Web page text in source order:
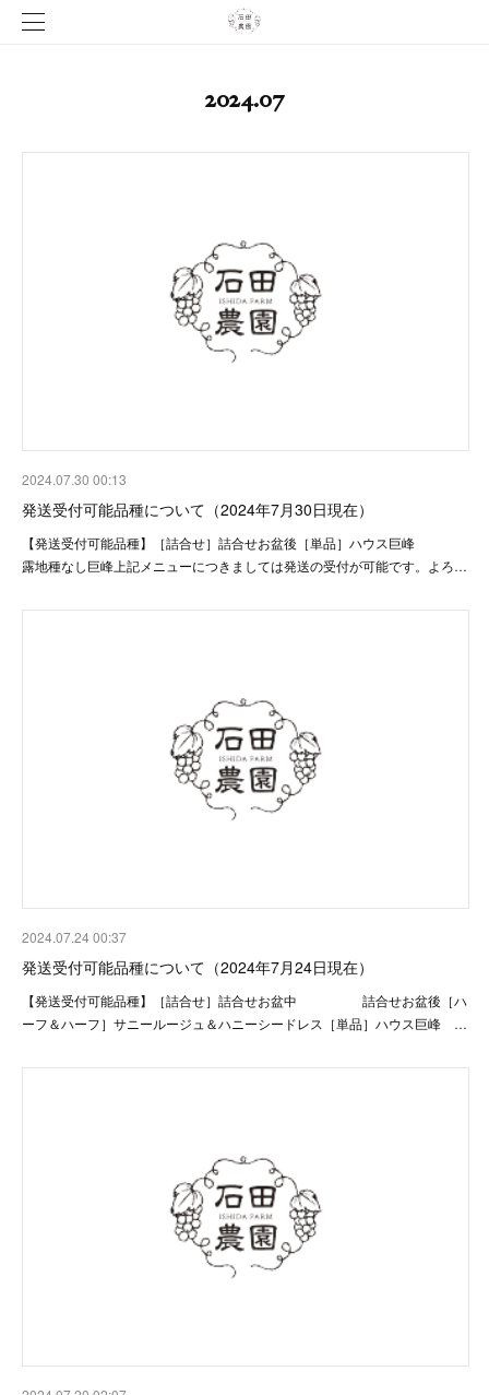
2024.07
2024.07.30 00:13
発送受付可能品種について（2024年7月30日現在）
【発送受付可能品種】［詰合せ］詰合せお盆後［単品］ハウス巨峰
露地種なし巨峰上記メニューにつきましては発送の受付が可能です。よろ…
2024.07.24 00:37
発送受付可能品種について（2024年7月24日現在）
【発送受付可能品種】［詰合せ］詰合せお盆中 詰合せお盆後［ハ
ーフ＆ハーフ］サニールージュ＆ハニーシードレス［単品］ハウス巨峰 …